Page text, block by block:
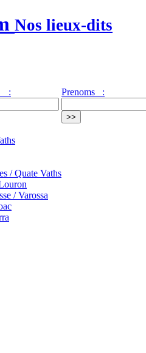
Nos lieux-dits
: Prenoms :
/ Quate Vaths
/ Varossa